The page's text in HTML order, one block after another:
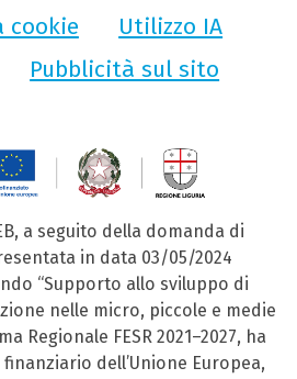
cookie
Utilizzo IA
Pubblicità sul sito
a seguito della domanda di
in data 03/05/2024
“Supporto allo sviluppo di
nelle micro, piccole e medie
Regionale FESR 2021–2027, ha
dell’Unione Europea,